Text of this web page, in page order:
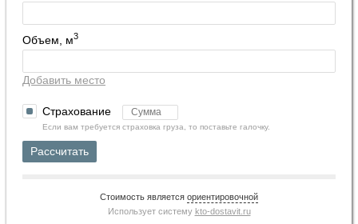
Объем, м3
Добавить место
Страхование
Если вам требуется страховка груза, то поставьте галочку.
Рассчитать
Стоимость является ориентировочной
Использует систему kto-dostavit.ru